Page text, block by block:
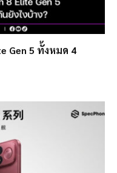
Gen 5 ทั้งหมด 4